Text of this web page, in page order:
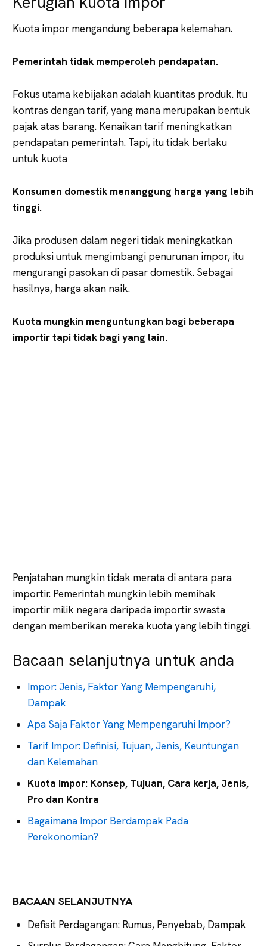
Kuota impor mengandung beberapa kelemahan.
Pemerintah tidak memperoleh pendapatan.
Fokus utama kebijakan adalah kuantitas produk. Itu
kontras dengan tarif, yang mana merupakan bentuk
pajak atas barang. Kenaikan tarif meningkatkan
pendapatan pemerintah. Tapi, itu tidak berlaku
untuk kuota
Konsumen domestik menanggung harga yang lebih
tinggi.
Jika produsen dalam negeri tidak meningkatkan
produksi untuk mengimbangi penurunan impor, itu
mengurangi pasokan di pasar domestik. Sebagai
hasilnya, harga akan naik.
Kuota mungkin menguntungkan bagi beberapa
importir tapi tidak bagi yang lain.
Penjatahan mungkin tidak merata di antara para
importir. Pemerintah mungkin lebih memihak
importir milik negara daripada importir swasta
dengan memberikan mereka kuota yang lebih tinggi.
Bacaan selanjutnya untuk anda
Impor: Jenis, Faktor Yang Mempengaruhi,
Dampak
Apa Saja Faktor Yang Mempengaruhi Impor?
Tarif Impor: Definisi, Tujuan, Jenis, Keuntungan
dan Kelemahan
Kuota Impor: Konsep, Tujuan, Cara kerja, Jenis,
Pro dan Kontra
Bagaimana Impor Berdampak Pada
Perekonomian?
BACAAN SELANJUTNYA
Defisit Perdagangan: Rumus, Penyebab, Dampak